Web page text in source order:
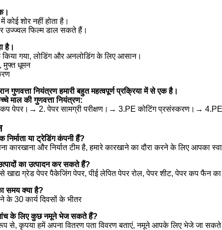
कोई शोर नहीं होता है।
उज्ज्वल फिल्म डाल सकते हैं।
है।
किया गया, लोडिंग और अनलोडिंग के लिए आसान।
मुफ्त धूमन
गुणवत्ता नियंत्रण हमारी बहुत महत्वपूर्ण प्रक्रिया में से एक है।
माल की गुणवत्ता नियंत्रण:
पेपर।→ 2. पेपर सामग्री परीक्षण।→ 3.PE कोटिंग प्रसंस्करण।→
निर्माता या ट्रेडिंग कंपनी हैं?
कारखाना और निर्यात टीम है, हमारे कारखाने का दौरा करने के लिए
का उत्पादन कर सकते हैं?
खाद्य ग्रेड पेपर पैकेजिंग पेपर, पीई लेपित पेपर रोल, पेपर शीट, पेपर कप फैन
समय क्या है?
के 30 कार्य दिवसों के भीतर
के लिए कुछ नमूने भेज सकते हैं?
से, कृपया हमें अपना वितरण पता विवरण बताएं, नमूने आपके लिए भेजे जा सकते